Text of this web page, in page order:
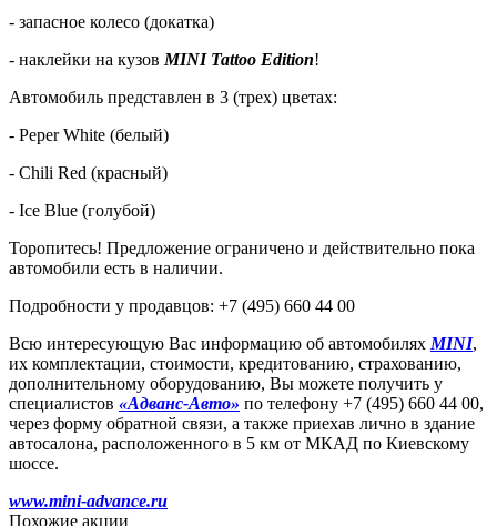
- запасное колесо (докатка)
- наклейки на кузов MINI Tattoo Edition!
Автомобиль представлен в 3 (трех) цветах:
- Ререr White (белый)
- Chili Red (красный)
- Ice Blue (голубой)
Торопитесь! Предложение ограничено и действительно пока
автомобили есть в наличии.
Подробности у продавцов: +7 (495) 660 44 00
Всю интересующую Вас информацию об автомобилях MINI,
их комплектации, стоимости, кредитованию, страхованию,
дополнительному оборудованию, Вы можете получить у
специалистов «Адванс-Авто» по телефону +7 (495) 660 44 00,
через форму обратной связи, а также приехав лично в здание
автосалона, расположенного в 5 км от МКАД по Киевскому
шоссе.
www.mini-advance.ru
Похожие акции